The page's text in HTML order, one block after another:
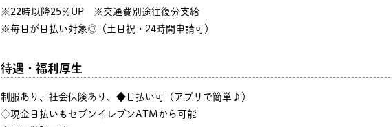
※22時以降25％UP ※交通費別途往復分支給
※毎日が日払い対象◎（土日祝・24時間申請可）
待遇・福利厚生
制服あり、社会保険あり、◆日払い可（アプリで簡単♪）
◇現金日払いもセブンイレブンATMから可能